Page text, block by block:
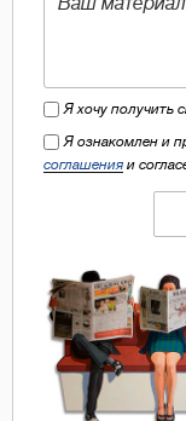
Я хочу получить
Я ознакомлен и
соглашения и